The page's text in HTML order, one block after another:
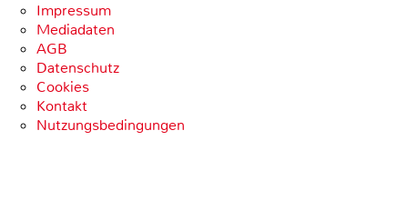
Impressum
Mediadaten
AGB
Datenschutz
Cookies
Kontakt
Nutzungsbedingungen